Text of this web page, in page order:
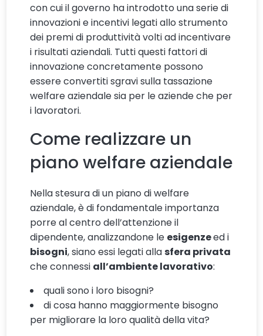
con cui il governo ha introdotto una serie di
innovazioni e incentivi legati allo strumento
dei premi di produttività volti ad incentivare
i risultati aziendali. Tutti questi fattori di
innovazione concretamente possono
essere convertiti sgravi sulla tassazione
welfare aziendale sia per le aziende che per
i lavoratori.
Come realizzare un
piano welfare aziendale
Nella stesura di un piano di welfare
aziendale, è di fondamentale importanza
porre al centro dell’attenzione il
dipendente, analizzandone le esigenzeed i
bisogni, siano essi legati allasfera privata
che connessi all’ambiente lavorativo:
quali sono i loro bisogni?
di cosa hanno maggiormente bisogno
per migliorare la loro qualità della vita?